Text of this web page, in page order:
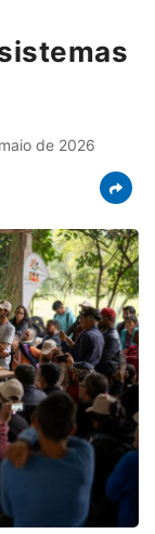
de 2026